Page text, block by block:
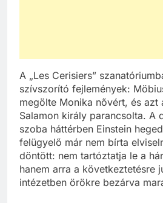
A „Les Cerisiers”
szívszorító fejlemények:
megölte Monika nővért, és
Salamon király parancsolta. A
szoba háttérben Einstein
felügyelő már nem bírta
döntött: nem tartóztatja le a
hanem arra a következtetésre
intézetben örökre bezárva